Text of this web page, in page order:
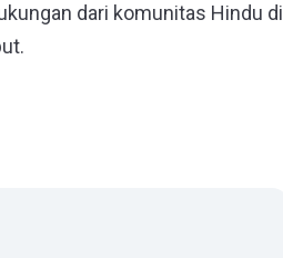
dari komunitas Hindu di